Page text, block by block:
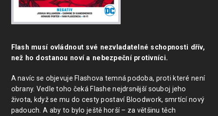
Flash musí ovládnout své nezvladatelné schopnosti dřív,
než ho dostanou noví a nebezpeční protivníci.
A navíc se objevuje Flashova temná podoba, proti které není
obrany. Vedle toho čeká Flashe nejdrsnější souboj jeho
života, když se mu do cesty postaví Bloodwork, smrtící nový
padouch. A aby to bylo ještě horší – za většinu těch